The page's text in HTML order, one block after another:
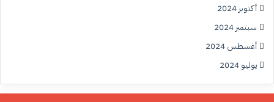
أكتوبر 2024
سبتمبر 2024
أغسطس 2024
يوليو 2024